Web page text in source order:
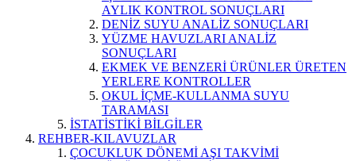
AYLIK KONTROL SONUÇLARI
DENİZ SUYU ANALİZ SONUÇLARI
YÜZME HAVUZLARI ANALİZ
SONUÇLARI
EKMEK VE BENZERİ ÜRÜNLER ÜRETEN
YERLERE KONTROLLER
OKUL İÇME-KULLANMA SUYU
TARAMASI
İSTATİSTİKİ BİLGİLER
REHBER-KILAVUZLAR
ÇOCUKLUK DÖNEMİ AŞI TAKVİMİ